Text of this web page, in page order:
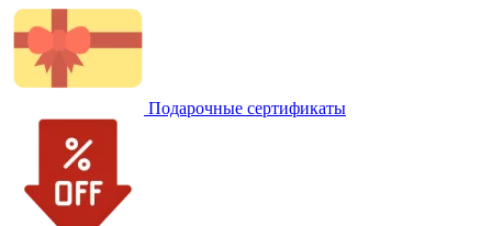
Подарочные сертификаты